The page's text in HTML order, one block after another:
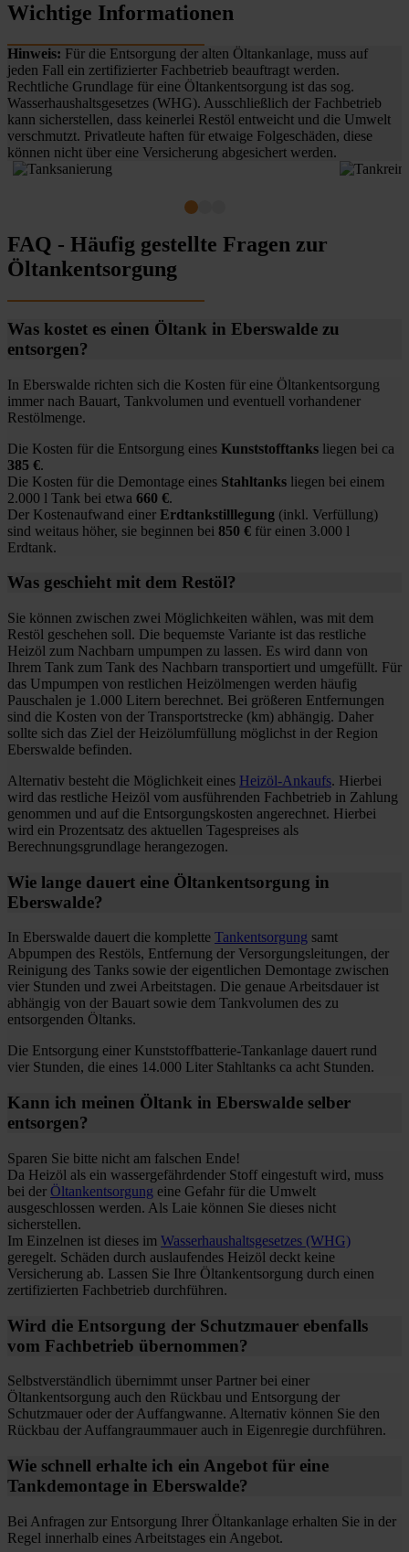
Wichtige Informationen
Hinweis: Für die Entsorgung der alten Öltankanlage, muss auf
jeden Fall ein zertifizierter Fachbetrieb beauftragt werden.
Rechtliche Grundlage für eine Öltankentsorgung ist das sog.
Wasserhaushaltsgesetzes (WHG). Ausschließlich der Fachbetrieb
kann sicherstellen, dass keinerlei Restöl entweicht und die Umwelt
verschmutzt. Privatleute haften für etwaige Folgeschäden, diese
können nicht über eine Versicherung abgesichert werden.
FAQ - Häufig gestellte Fragen zur
Öltankentsorgung
Was kostet es einen Öltank in Eberswalde zu
entsorgen?
In Eberswalde richten sich die Kosten für eine Öltankentsorgung
immer nach Bauart, Tankvolumen und eventuell vorhandener
Restölmenge.
Die Kosten für die Entsorgung eines Kunststofftanks liegen bei ca
385 €.
Die Kosten für die Demontage eines Stahltanks liegen bei einem
2.000 l Tank bei etwa 660 €.
Der Kostenaufwand einer Erdtankstilllegung (inkl. Verfüllung)
sind weitaus höher, sie beginnen bei 850 € für einen 3.000 l
Erdtank.
Was geschieht mit dem Restöl?
Sie können zwischen zwei Möglichkeiten wählen, was mit dem
Restöl geschehen soll. Die bequemste Variante ist das restliche
Heizöl zum Nachbarn umpumpen zu lassen. Es wird dann von
Ihrem Tank zum Tank des Nachbarn transportiert und umgefüllt. Für
das Umpumpen von restlichen Heizölmengen werden häufig
Pauschalen je 1.000 Litern berechnet. Bei größeren Entfernungen
sind die Kosten von der Transportstrecke (km) abhängig. Daher
sollte sich das Ziel der Heizölumfüllung möglichst in der Region
Eberswalde befinden.
Alternativ besteht die Möglichkeit eines Heizöl-Ankaufs. Hierbei
wird das restliche Heizöl vom ausführenden Fachbetrieb in Zahlung
genommen und auf die Entsorgungskosten angerechnet. Hierbei
wird ein Prozentsatz des aktuellen Tagespreises als
Berechnungsgrundlage herangezogen.
Wie lange dauert eine Öltankentsorgung in
Eberswalde?
In Eberswalde dauert die komplette Tankentsorgung samt
Abpumpen des Restöls, Entfernung der Versorgungsleitungen, der
Reinigung des Tanks sowie der eigentlichen Demontage zwischen
vier Stunden und zwei Arbeitstagen. Die genaue Arbeitsdauer ist
abhängig von der Bauart sowie dem Tankvolumen des zu
entsorgenden Öltanks.
Die Entsorgung einer Kunststoffbatterie-Tankanlage dauert rund
vier Stunden, die eines 14.000 Liter Stahltanks ca acht Stunden.
Kann ich meinen Öltank in Eberswalde selber
entsorgen?
Sparen Sie bitte nicht am falschen Ende!
Da Heizöl als ein wassergefährdender Stoff eingestuft wird, muss
bei der Öltankentsorgung eine Gefahr für die Umwelt
ausgeschlossen werden. Als Laie können Sie dieses nicht
sicherstellen.
Im Einzelnen ist dieses im Wasserhaushaltsgesetzes (WHG)
geregelt. Schäden durch auslaufendes Heizöl deckt keine
Versicherung ab. Lassen Sie Ihre Öltankentsorgung durch einen
zertifizierten Fachbetrieb durchführen.
Wird die Entsorgung der Schutzmauer ebenfalls
vom Fachbetrieb übernommen?
Selbstverständlich übernimmt unser Partner bei einer
Öltankentsorgung auch den Rückbau und Entsorgung der
Schutzmauer oder der Auffangwanne. Alternativ können Sie den
Rückbau der Auffangraummauer auch in Eigenregie durchführen.
Wie schnell erhalte ich ein Angebot für eine
Tankdemontage in Eberswalde?
Bei Anfragen zur Entsorgung Ihrer Öltankanlage erhalten Sie in der
Regel innerhalb eines Arbeitstages ein Angebot.